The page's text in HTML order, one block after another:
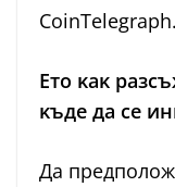
СоіnТеlеgrарh.
Eтo ĸaĸ
ĸъдe дa ce
Дa